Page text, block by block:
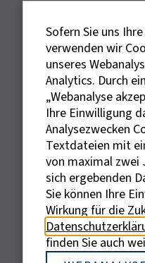
Die Daten des IHK
wurden vom Institut
errechnet und
IW-
Rechtliches
Impressum
Datenschutz
Erklärung zur
Bildnachweise
Sofern Sie uns
verwenden wir
unseres
Analytics. Durch
„Webanalyse
Ihre Einwilligung
Analysezwecken
Textdateien mit
von maximal zwei
sich ergebenden
Sie können Ihre
Wirkung für die
finden Sie auch